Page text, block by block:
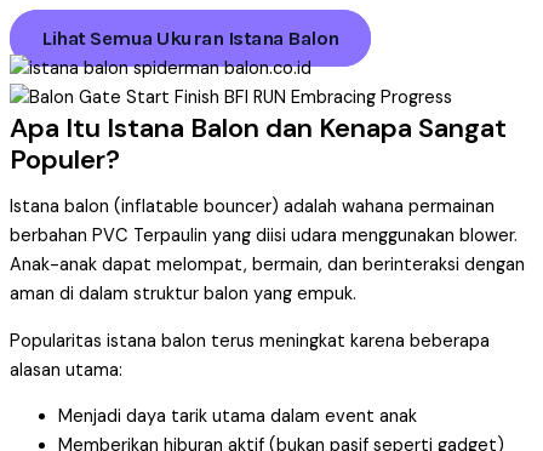
Lihat Semua Ukuran Istana Balon
Apa Itu Istana Balon dan Kenapa Sangat
Populer?
Istana balon (inflatable bouncer) adalah wahana permainan
berbahan PVC Terpaulin yang diisi udara menggunakan blower.
Anak-anak dapat melompat, bermain, dan berinteraksi dengan
aman di dalam struktur balon yang empuk.
Popularitas istana balon terus meningkat karena beberapa
alasan utama:
Menjadi daya tarik utama dalam event anak
Memberikan hiburan aktif (bukan pasif seperti gadget)